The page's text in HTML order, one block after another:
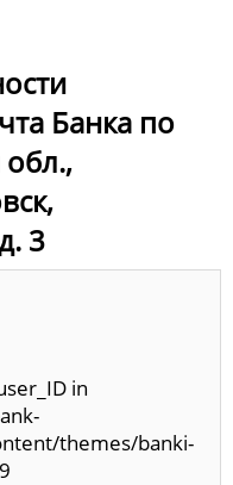
Банка по
обл.,
3
in
themes/banki-